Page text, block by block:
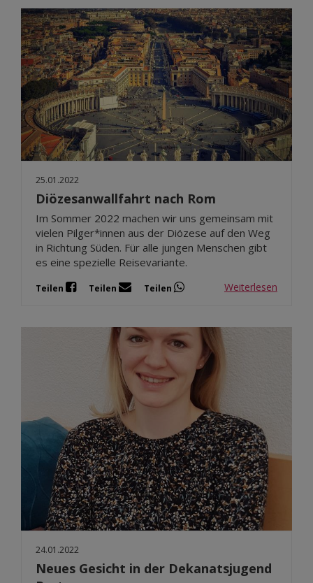
25.01.2022
Diözesanwallfahrt nach Rom
Im Sommer 2022 machen wir uns gemeinsam mit
vielen Pilger*innen aus der Diözese auf den Weg
in Richtung Süden. Für alle jungen Menschen gibt
es eine spezielle Reisevariante.
Teilen Teilen Teilen Weiterlesen
24.01.2022
Neues Gesicht in der Dekanatsjugend